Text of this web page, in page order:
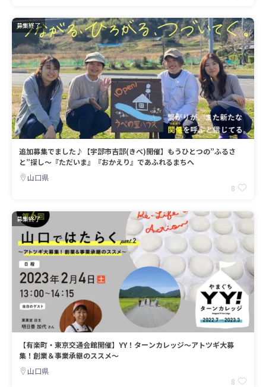
募集終了
追加募集でました♪【宇部市吉部(きべ)開催】もうひとつの”ふるさ
と”探し～『ただいま』『おかえり』であふれるまちへ
山口県
8
募集終了
【有楽町・東京交通会館開催】YY！ターンカレッジ～アトツギ大募
集！創業＆事業承継のススメ～
山口県
8